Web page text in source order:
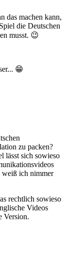
das machen kann,
die Deutschen
musst. 😉
😁
zu packen?
lässt sich sowieso
weiß ich nimmer
rechtlich sowieso
Videos
Version.